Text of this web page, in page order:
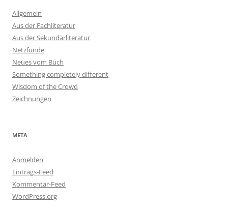
Allgemein
Aus der Fachliteratur
Aus der Sekundärliteratur
Netzfunde
Neues vom Buch
Something completely different
Wisdom of the Crowd
Zeichnungen
META
Anmelden
Eintrags-Feed
Kommentar-Feed
WordPress.org